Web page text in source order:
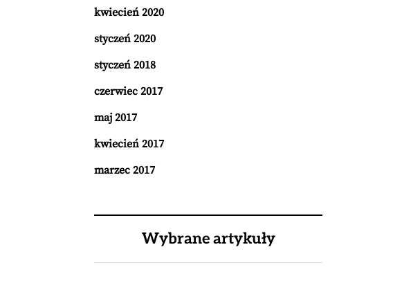
kwiecień 2020
styczeń 2020
styczeń 2018
czerwiec 2017
maj 2017
kwiecień 2017
marzec 2017
Wybrane artykuły